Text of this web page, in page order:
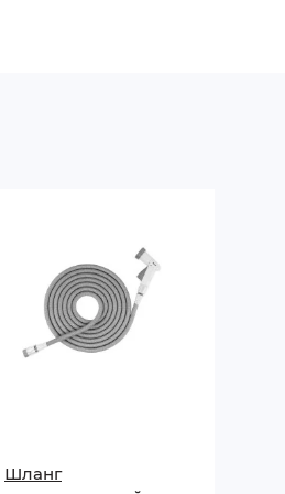
пользователя.
Шланг